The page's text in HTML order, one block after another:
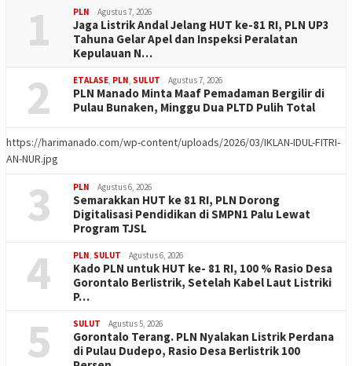
1 PLN Agustus 7, 2026
Jaga Listrik Andal Jelang HUT ke-81 RI, PLN UP3
Tahuna Gelar Apel dan Inspeksi Peralatan
Kepulauan N…
2 ETALASE PLN SULUT Agustus 7, 2026
PLN Manado Minta Maaf Pemadaman Bergilir di
Pulau Bunaken, Minggu Dua PLTD Pulih Total
https://harimanado.com/wp-content/uploads/2026/03/IKLAN-IDUL-FITRI-
AN-NUR.jpg
3 PLN Agustus 6, 2026
Semarakkan HUT ke 81 RI, PLN Dorong
Digitalisasi Pendidikan di SMPN1 Palu Lewat
Program TJSL
4 PLN SULUT Agustus 6, 2026
Kado PLN untuk HUT ke- 81 RI, 100 % Rasio Desa
Gorontalo Berlistrik, Setelah Kabel Laut Listriki
P…
5 SULUT Agustus 5, 2026
Gorontalo Terang. PLN Nyalakan Listrik Perdana
di Pulau Dudepo, Rasio Desa Berlistrik 100